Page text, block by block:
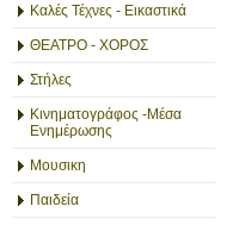
Καλές Τέχνες - Εικαστικά
ΘΕΑΤΡΟ - ΧΟΡΟΣ
Στήλες
Κινηματογράφος -Μέσα
Ενημέρωσης
Μουσικη
Παιδεία